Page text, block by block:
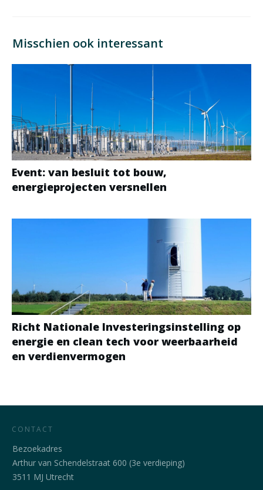
Misschien ook interessant
Event: van besluit tot bouw,
energieprojecten versnellen
Richt Nationale Investeringsinstelling op
energie en clean tech voor weerbaarheid
en verdienvermogen
CONTACT
Bezoekadres
Arthur van Schendelstraat 600 (3e verdieping)
3511 MJ Utrecht